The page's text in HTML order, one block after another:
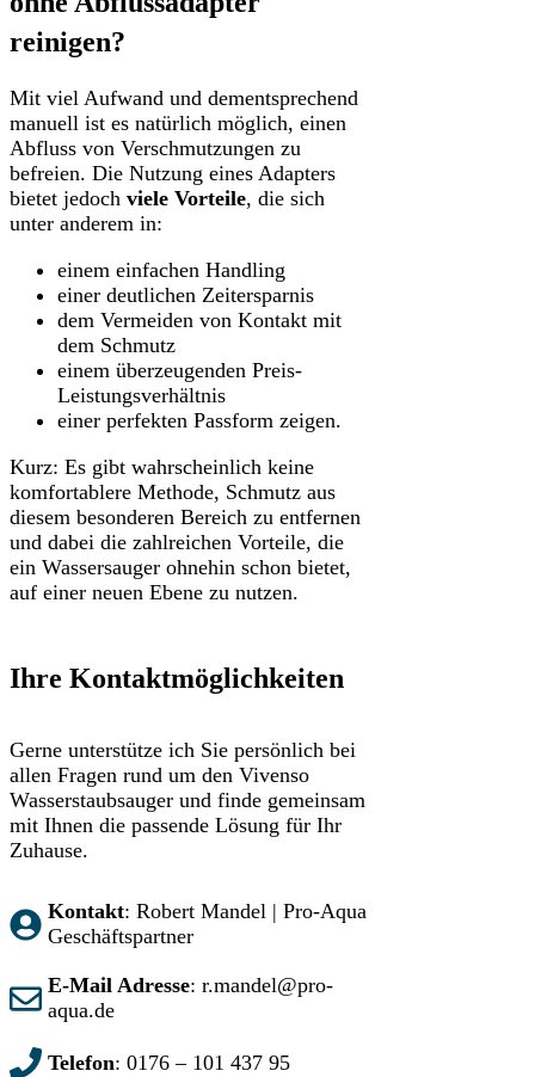
reinigen?
Mit viel Aufwand und dementsprechend
manuell ist es natürlich möglich, einen
Abfluss von Verschmutzungen zu
befreien. Die Nutzung eines Adapters
bietet jedoch viele Vorteile, die sich
unter anderem in:
einem einfachen Handling
einer deutlichen Zeitersparnis
dem Vermeiden von Kontakt mit
dem Schmutz
einem überzeugenden Preis-
Leistungsverhältnis
einer perfekten Passform zeigen.
Kurz: Es gibt wahrscheinlich keine
komfortablere Methode, Schmutz aus
diesem besonderen Bereich zu entfernen
und dabei die zahlreichen Vorteile, die
ein Wassersauger ohnehin schon bietet,
auf einer neuen Ebene zu nutzen.
Ihre Kontaktmöglichkeiten
Gerne unterstütze ich Sie persönlich bei
allen Fragen rund um den Vivenso
Wasserstaubsauger und finde gemeinsam
mit Ihnen die passende Lösung für Ihr
Zuhause.
Kontakt: Robert Mandel | Pro-Aqua
Geschäftspartner
E-Mail Adresse: r.mandel@pro-
aqua.de
Telefon: 0176 – 101 437 95